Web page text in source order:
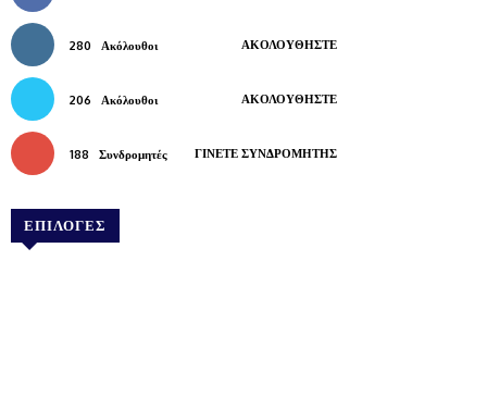
280 Ακόλουθοι ΑΚΟΛΟΥΘΉΣΤΕ
206 Ακόλουθοι ΑΚΟΛΟΥΘΉΣΤΕ
188 Συνδρομητές ΓΊΝΕΤΕ ΣΥΝΔΡΟΜΗΤΉΣ
ΕΠΙΛΟΓΕΣ